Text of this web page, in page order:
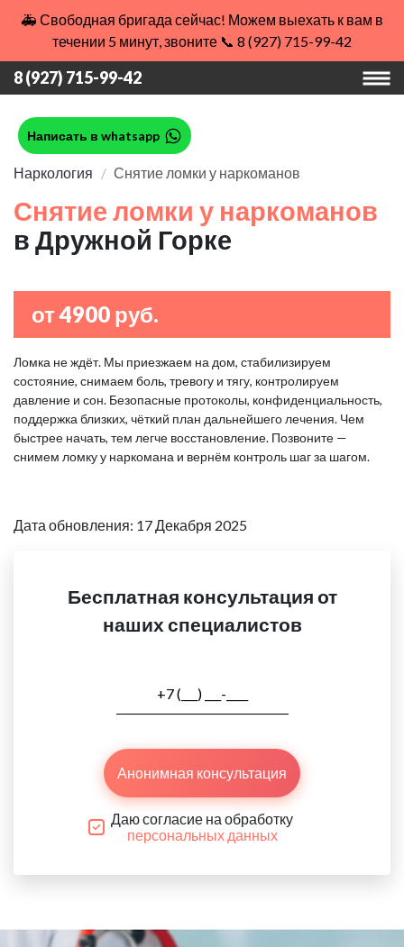
🚑 Свободная бригада сейчас! Можем выехать к вам в
течении 5 минут, звоните 📞 8 (927) 715-99-42
8 (927) 715-99-42
Написать в whatsapp
Наркология Снятие ломки у наркоманов
Снятие ломки у наркоманов
в Дружной Горке
от 4900 руб.
Ломка не ждёт. Мы приезжаем на дом, стабилизируем
состояние, снимаем боль, тревогу и тягу, контролируем
давление и сон. Безопасные протоколы, конфиденциальность,
поддержка близких, чёткий план дальнейшего лечения. Чем
быстрее начать, тем легче восстановление. Позвоните —
снимем ломку у наркомана и вернём контроль шаг за шагом.
Дата обновления: 17 Декабря 2025
Бесплатная консультация от
наших специалистов
Анонимная консультация
Даю согласие на обработку
персональных данных